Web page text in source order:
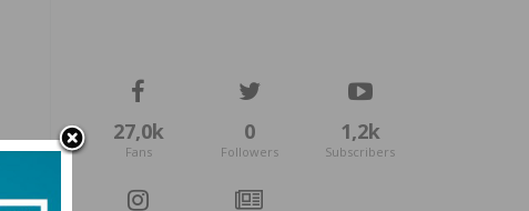
27,0k
Fans
0
Followers
1,2k
Subscribers